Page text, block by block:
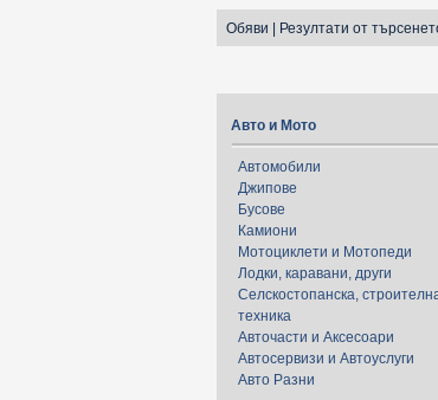
Обяви Резултати от
Авто и Мото
Автомобили
Джипове
Бусове
Камиони
Мотоциклети и Мотопеди
Лодки, каравани, други
Селскостопанска,
техника
Авточасти и Аксесоари
Автосервизи и Автоуслуги
Авто Разни